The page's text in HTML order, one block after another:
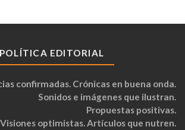
POLÍTICA EDITORIAL
confirmadas. Crónicas en buena onda.
Sonidos e imágenes que ilustran.
Propuestas positivas.
Visiones optimistas. Artículos que nutren.